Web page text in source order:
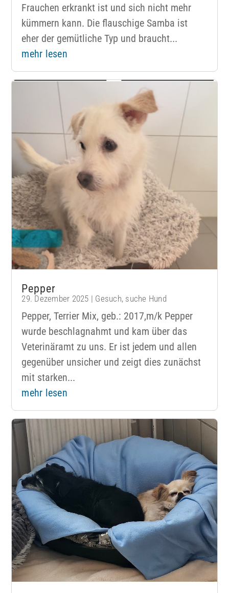
Frauchen erkrankt ist und sich nicht mehr
kümmern kann. Die flauschige Samba ist
eher der gemütliche Typ und braucht...
mehr lesen
Pepper
29. Dezember 2025 | Gesuch, suche Hund
Pepper, Terrier Mix, geb.: 2017,m/k Pepper
wurde beschlagnahmt und kam über das
Veterinäramt zu uns. Er ist jedem und allen
gegenüber unsicher und zeigt dies zunächst
mit starken...
mehr lesen